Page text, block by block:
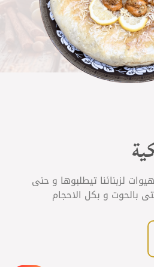
لزبنائنا تيطلبوها و حنى
بالحوت و بكل الاحجام